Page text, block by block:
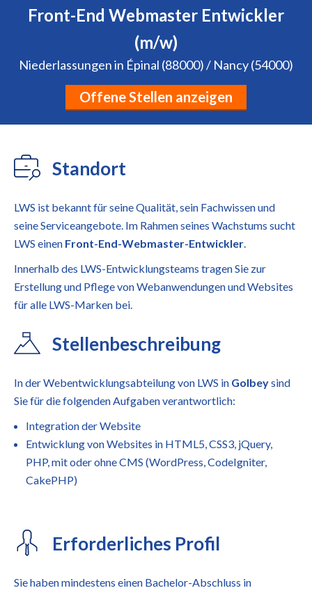
Front-End Webmaster Entwickler
(m/w)
Niederlassungen in Épinal (88000) / Nancy (54000)
Offene Stellen anzeigen
Standort
LWS ist bekannt für seine Qualität, sein Fachwissen und
seine Serviceangebote. Im Rahmen seines Wachstums sucht
LWS einen Front-End-Webmaster-Entwickler
Innerhalb des LWS-Entwicklungsteams tragen Sie zur
Erstellung und Pflege von Webanwendungen und Websites
für alle LWS-Marken bei.
Stellenbeschreibung
In der Webentwicklungsabteilung von LWS in Golbeysind
Sie für die folgenden Aufgaben verantwortlich:
Integration der Website
Entwicklung von Websites in HTML5, CSS3, jQuery,
PHP, mit oder ohne CMS (WordPress, CodeIgniter,
CakePHP)
Erforderliches Profil
Sie haben mindestens einen Bachelor-Abschluss in